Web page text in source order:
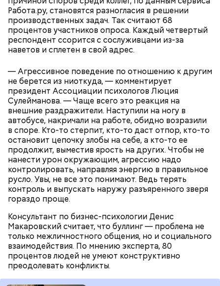
Работа.ру, становятся разногласия в решении
производственных задач. Так считают 68
процентов участников опроса. Каждый четвертый
респондент ссорится с сослуживцами из-за
наветов и сплетен в свой адрес.
— Агрессивное поведение по отношению к другим
не берется из ниоткуда, — комментирует
президент Ассоциации психологов Люция
Сулейманова. — Чаще всего это реакция на
внешние раздражители. Наступили на ногу в
автобусе, накричали на работе, обидно возразили
в споре. Кто-то стерпит, кто-то даст отпор, кто-то
остановит цепочку злобы на себе, а кто-то ее
продолжит, выместив ярость на других. Чтобы не
нанести урон окружающим, агрессию надо
контролировать, направляя энергию в правильное
русло. Увы, не все это понимают. Ведь терять
контроль и выпускать наружу разъяренного зверя
гораздо проще.
Консультант по бизнес-психологии Денис
Макаровский считает, что буллинг — проблема не
только межличностного общения, но и социального
взаимодействия. По мнению эксперта, 80
процентов людей не умеют конструктивно
преодолевать конфликты.
Иногда дыню подкармливают азотистыми
удобрениями, чтобы вырастить ее побыстрее.
Поэтому не стоит покупать плоды слишком рано,
пока не начался сезон созревания, посоветовала
доктор.
назад. Но он есть только в сертифицированных
точках продаж. Дыню можно покупать только в
магазинах, где есть все необходимые условия для
ее хранения. Если вы покупаете дыню из багажника
машины или в ларьке около дороги, никто никаких
гарантий дать не сможет. Помимо этого, не нужно
состоянии. Кусками можно брать только в
супермаркетах, где есть холодильники. Дыня
должна быть упакована в пленку. Это снижает риск
отравления, — заключила Соломатина.